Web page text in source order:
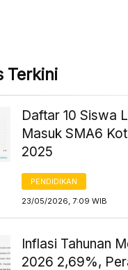
Terkini
Daftar 10 Siswa
Masuk SMA6
2025
PENDIDIKAN
23/05/2026, 7:09 WIB
Inflasi Tahunan
2026 2,69%,